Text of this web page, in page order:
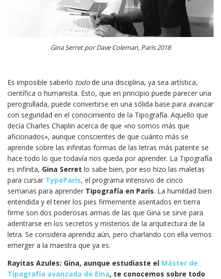
Gina Serret por Dave Coleman, París 2018
Es imposible saberlo todode una disciplina, ya sea artística,
científica o humanista. Esto, que en principio puede parecer una
perogrullada, puede convertirse en una sólida base para avanzar
con seguridad en el conocimiento de la Tipografía. Aquello que
decía Charles Chaplin acerca de que «no somos más que
aficionados», aunque conscientes de que cuánto más se
aprende sobre las infinitas formas de las letras más patente se
hace todo lo que todavía nos queda por aprender. La Tipografía
es infinita, Gina Serret lo sabe bien, por eso hizo las maletas
para cursar TypeParis, el programa intensivo de cinco
semanas para aprender Tipografía en París. La humildad bien
entendida y el tener los pies firmemente asentados en tierra
firme son dos poderosas armas de las que Gina se sirve para
adentrarse en los secretos y misterios de la arquitectura de la
letra. Se considera aprendiz aún, pero charlando con ella vemos
emerger a la maestra que ya es.
Rayitas Azules: Gina, aunque estudiaste el Máster de
Tipografía avanzada de Eina, te conocemos sobre todo